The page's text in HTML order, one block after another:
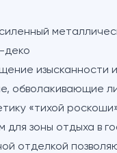
деко
изысканности
обволакивающие
«тихой
зоны отдыха в
отделкой